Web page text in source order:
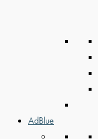
AdBlue